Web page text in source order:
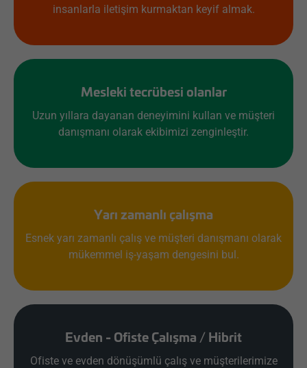
insanlarla iletişim kurmaktan keyif almak.
Mesleki tecrübesi olanlar
Uzun yıllara dayanan deneyimini kullan ve müşteri
danışmanı olarak ekibimizi zenginleştir.
Yarı zamanlı çalışma
Esnek yarı zamanlı çalış ve müşteri danışmanı olarak
mükemmel iş-yaşam dengesini bul.
Evden - Ofiste Çalışma / Hibrit
Ofiste ve evden dönüşümlü çalış ve müşterilerimize